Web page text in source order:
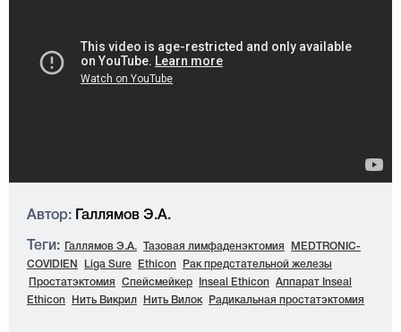
Автор: Галлямов Э.А.
Теги: Галлямов Э.А. Тазовая лимфаденэктомия
MEDTRONIC-
COVIDIEN
Liga Sure Ethicon
Рак предстательной железы
Простатэктомия
Спейсмейкер Inseal Ethicon
Аппарат Inseal
Ethicon
Нить Викрил Нить Вилок Радикальная простатэктомия